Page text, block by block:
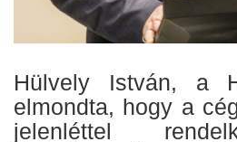
Hülvely István, a
elmondta, hogy a
jelenléttel